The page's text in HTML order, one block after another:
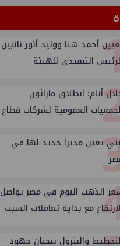
أحمد شتا ووليد أنور نائبين
التنفيذي للهيئة
أيام: انطلاق ماراثون
العمومية لشركات قطاع
تعين مديراً جديد لها في
الذهب اليوم في مصر يواصل
مع بداية تعاملات السبت
والبترول يبحثان جهود